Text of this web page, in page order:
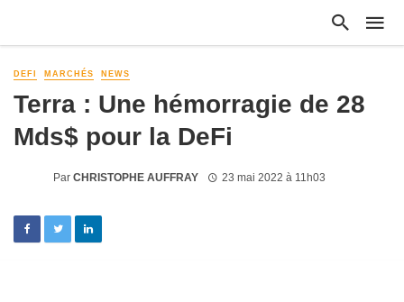
DEFI MARCHÉS NEWS
Terra : Une hémorragie de 28
Mds$ pour la DeFi
Par CHRISTOPHE AUFFRAY 23 mai 2022 à 11h03